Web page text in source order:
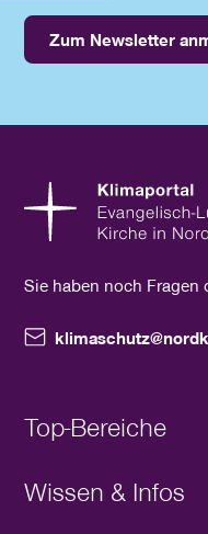
Zum Newsletter
Sie haben noch Fragen
Top-Bereiche
Aktiv werden
Wissen & Infos